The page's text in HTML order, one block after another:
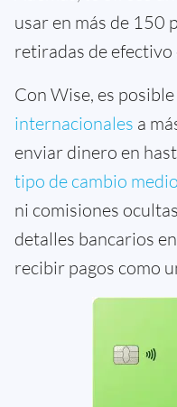
usar en más de 150
retiradas de efectivo
Con Wise, es posible
internacionales a
enviar dinero en
tipo de cambio
ni comisiones
detalles bancarios
recibir pagos como